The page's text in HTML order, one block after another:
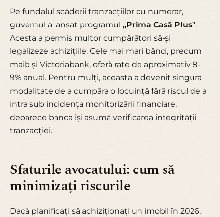
Pe fundalul scăderii tranzacțiilor cu numerar,
guvernul a lansat programul „Prima Casă Plus”.
Acesta a permis multor cumpărători să-și
legalizeze achizițiile. Cele mai mari bănci, precum
maib și Victoriabank, oferă rate de aproximativ 8-
9% anual. Pentru mulți, aceasta a devenit singura
modalitate de a cumpăra o locuință fără riscul de a
intra sub incidența monitorizării financiare,
deoarece banca își asumă verificarea integrității
tranzacției.
Sfaturile avocatului: cum să
minimizați riscurile
Dacă planificați să achiziționați un imobil în 2026,